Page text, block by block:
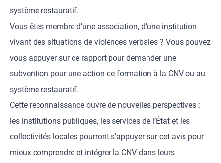
système restauratif.
Vous êtes membre d’une association, d’une institution
vivant des situations de violences verbales ? Vous pouvez
vous appuyer sur ce rapport pour demander une
subvention pour une action de formation à la CNV ou au
système restauratif.
Cette reconnaissance ouvre de nouvelles perspectives :
les institutions publiques, les services de l’État et les
collectivités locales pourront s’appuyer sur cet avis pour
mieux comprendre et intégrer la CNV dans leurs